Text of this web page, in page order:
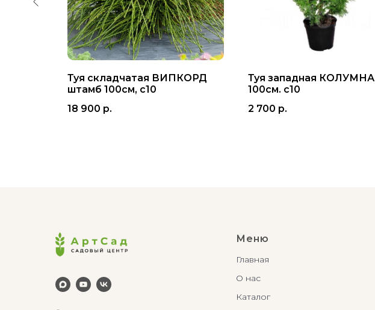
Туя складчатая ВИПКОРД
штамб 100см, с10
18 900 р.
Туя западная КОЛУМНА
100см. с10
2 700 р.
Меню
Главная
О нас
Каталог